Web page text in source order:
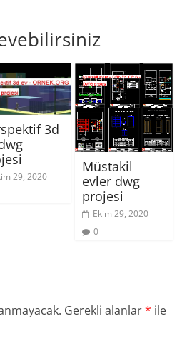
3d
29, 2020
Müstakil
evler dwg
projesi
Ekim 29, 2020
0
Gerekli alanlar* ile